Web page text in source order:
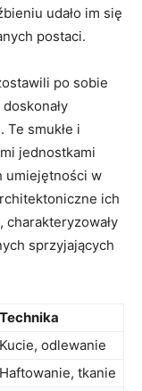
udało im się
postaci.
po sobie
Te smukłe i
jednostkami
umiejętności w
ich
sprzyjających
Technika
Kucie, odlewanie
Haftowanie, tkanie